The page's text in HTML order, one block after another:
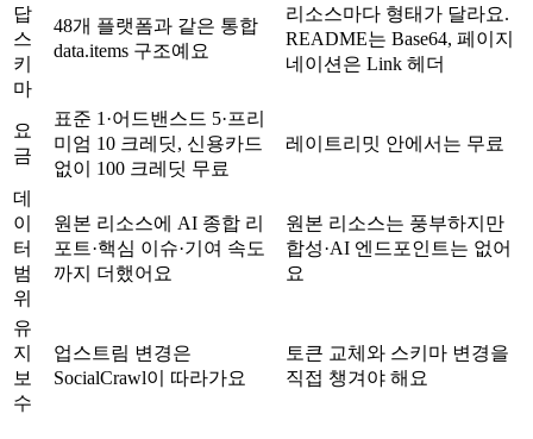
답
스
키
마
48개 플랫폼과 같은 통합
data.items 구조예요
리소스마다 형태가 달라요.
README는 Base64, 페이지
네이션은 Link 헤더
요
금
표준 1·어드밴스드 5·프리
미엄 10 크레딧, 신용카드
없이 100 크레딧 무료
레이트리밋 안에서는 무료
데
이
터
범
위
원본 리소스에 AI 종합 리
포트·핵심 이슈·기여 속도
까지 더했어요
원본 리소스는 풍부하지만
합성·AI 엔드포인트는 없어
요
유
지
보
수
업스트림 변경은
SocialCrawl이 따라가요
토큰 교체와 스키마 변경을
직접 챙겨야 해요